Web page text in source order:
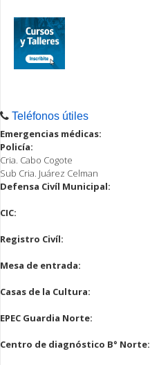
Teléfonos útiles
Emergencias médicas:
Policía:
Cria. Cabo Cogote
Sub Cria. Juárez Celman
Defensa Civíl Municipal:
CIC:
Registro Civíl:
Mesa de entrada:
Casas de la Cultura:
EPEC Guardia Norte:
Centro de diagnóstico B° Norte: